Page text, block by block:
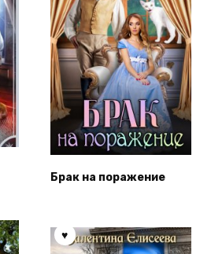
Брак на поражение